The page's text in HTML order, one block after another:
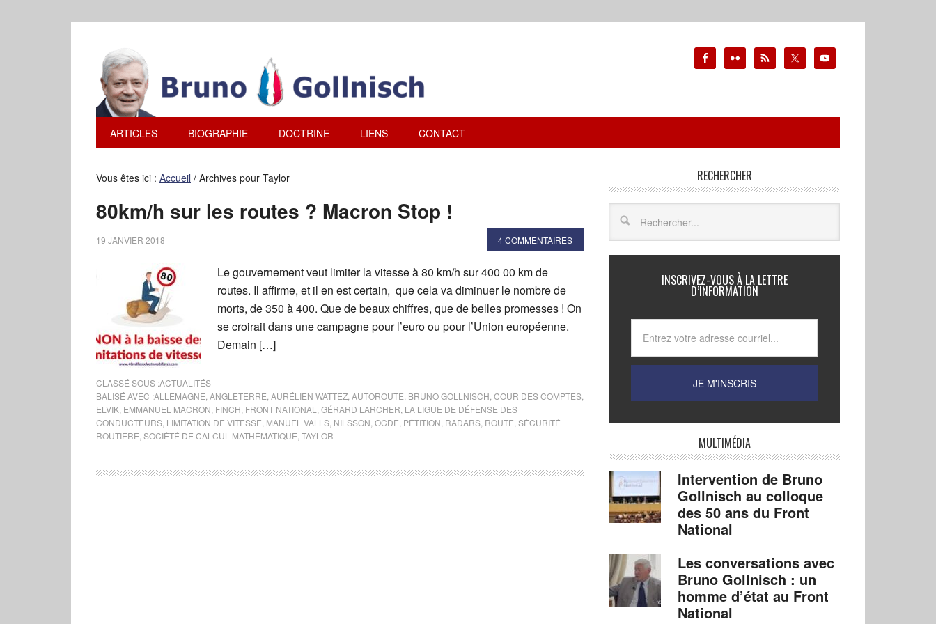
ARTICLES BIOGRAPHIE DOCTRINE LIENS CONTACT
Vous êtes ici : Accueil / Archives pour Taylor
80km/h sur les routes ? Macron Stop !
19 JANVIER 2018 4 COMMENTAIRES
Le gouvernement veut limiter la vitesse à 80 km/h sur 400 00 km de
routes. Il affirme, et il en est certain, que cela va diminuer le nombre de
morts, de 350 à 400. Que de beaux chiffres, que de belles promesses ! On
se croirait dans une campagne pour l’euro ou pour l’Union européenne.
Demain […]
CLASSÉ SOUS :ACTUALITÉS
BALISÉ AVEC :ALLEMAGNE ANGLETERRE AURÉLIEN WATTEZ AUTOROUTE BRUNO GOLLNISCH COUR DES COMPTES
ELVIK EMMANUEL MACRON FINCH FRONT NATIONAL GÉRARD LARCHER LA LIGUE DE DÉFENSE DES
CONDUCTEURS LIMITATION DE VITESSE MANUEL VALLS NILSSON OCDE PÉTITION RADARS ROUTE SÉCURITÉ
ROUTIÈRE SOCIÉTÉ DE CALCUL MATHÉMATIQUE TAYLOR
RECHERCHER
INSCRIVEZ-VOUS À LA LETTRE
D’INFORMATION
MULTIMÉDIA
Intervention de Bruno
Gollnisch au colloque
des 50 ans du Front
National
Les conversations avec
Bruno Gollnisch : un
homme d’état au Front
National